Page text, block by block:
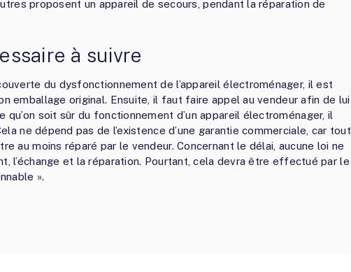
proposent un appareil de secours, pendant la réparation de
à suivre
du dysfonctionnement de l’appareil électroménager, il est
emballage original. Ensuite, il faut faire appel au vendeur afin de lui
qu’on soit sûr du fonctionnement d’un appareil électroménager, il
ne dépend pas de l’existence d’une garantie commerciale, car tout
au moins réparé par le vendeur. Concernant le délai, aucune loi ne
l’échange et la réparation. Pourtant, cela devra être effectué par le
».